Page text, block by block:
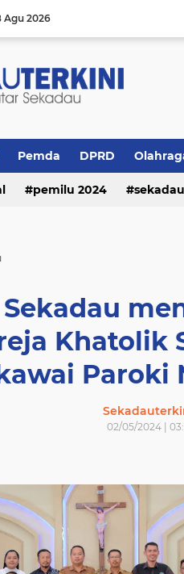
Agu 2026
Pemda DPRD
pemilu 2024 sekadau
Khatolik
Paroki
02/05/2024 |